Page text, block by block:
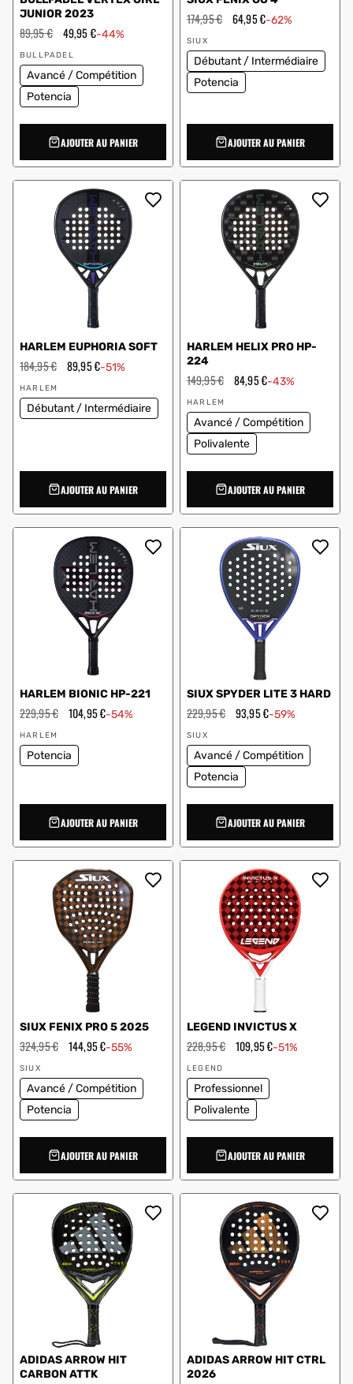
JUNIOR 2023
Prix
régulier
89,95 € Prix
solde
49,95 €-44%
Vendeur
:
BULLPADEL
Avancé / Compétition
Potencia
AJOUTER AU PANIER
Prix
régulier
174,95 € Prix
64,95 €-62%
Vendeur
:
SIUX
Débutant / Intermédiaire
Potencia
AJOUTER AU PANIER
HARLEM EUPHORIA SOFT
Prix
régulier
184,95 € Prix
en
89,95 €-51%
Vendeur
:
HARLEM
Débutant / Intermédiaire
AJOUTER AU PANIER
HARLEM HELIX PRO HP-
224
Prix
régulier
149,95 € Prix
en
84,95 €-43%
Vendeur
:
HARLEM
Avancé / Compétition
Polivalente
AJOUTER AU PANIER
HARLEM BIONIC HP-221
Prix
régulier
229,95 € Prix
104,95 €-54%
Vendeur
:
HARLEM
Potencia
AJOUTER AU PANIER
SIUX SPYDER LITE 3 HARD
Prix
régulier
229,95 € Prix
93,95 €-59%
Vendeur
:
SIUX
Avancé / Compétition
Potencia
AJOUTER AU PANIER
SIUX FENIX PRO 5 2025
Prix
régulier
324,95 € Prix
144,95 €-55%
Vendeur
:
SIUX
Avancé / Compétition
Potencia
AJOUTER AU PANIER
LEGEND INVICTUS X
Prix
régulier
228,95 € Prix
109,95 €-51%
Vendeur
:
LEGEND
Professionnel
Polivalente
AJOUTER AU PANIER
ADIDAS ARROW HIT
CARBON ATTK
ADIDAS ARROW HIT CTRL
2026